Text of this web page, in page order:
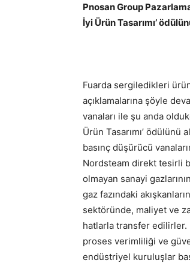
Pnosan Group
İyi Ürün Tasarımı’
Fuarda sergiledikleri
açıklamalarına şöyle
vanaları ile şu anda
Ürün Tasarımı’ ödülünü
basınç düşürücü
Nordsteam direkt tesirli
olmayan sanayi
gaz fazındaki
sektöründe, maliyet ve
hatlarla transfer edilirler.
proses verimliliği ve
endüstriyel kuruluşlar